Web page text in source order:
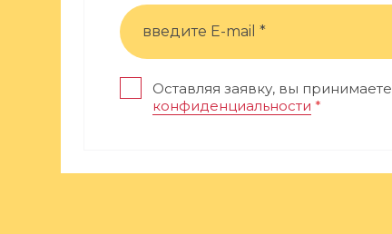
Оставляя заявку, вы принимаете
конфиденциальности *